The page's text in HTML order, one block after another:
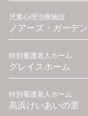
児童心理治療施設
ノアーズ・ガーデン
特別養護老人ホーム
グレイスホーム
特別養護老人ホーム
高浜けいあいの里